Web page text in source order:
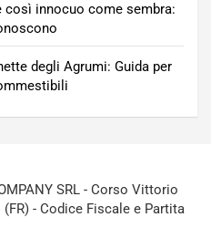
così innocuo come sembra:
degli Agrumi: Guida per
SRL - Corso Vittorio
(FR) - Codice Fiscale e Partita